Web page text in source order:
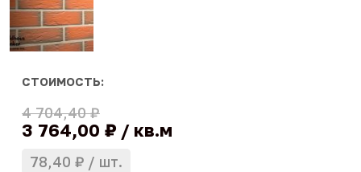
СТОИМОСТЬ:
4 704,40 ₽
3 764,00 ₽ кв.м
78,40 ₽ шт.